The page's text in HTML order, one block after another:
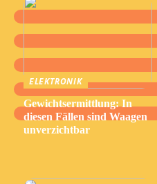
ELEKTRONIK
Gewichtsermittlung: In
diesen Fällen sind Waagen
unverzichtbar